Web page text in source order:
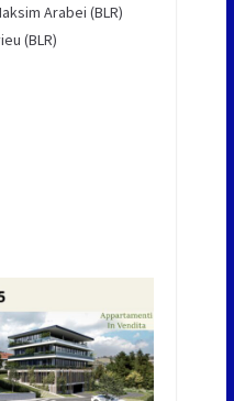
Arabei (BLR)
(BLR)